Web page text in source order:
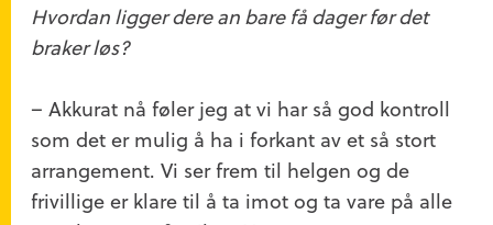
Hvordan ligger dere an bare få dager før det
braker løs?
– Akkurat nå føler jeg at vi har så god kontroll
som det er mulig å ha i forkant av et så stort
arrangement. Vi ser frem til helgen og de
frivillige er klare til å ta imot og ta vare på alle